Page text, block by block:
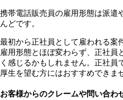
携帯電話販売員の雇用形態は派遣
んどです。
最初から正社員として雇われる案
雇用形態とほぼ変わらず、正社員
く感じるかもしれません。正社員
厚生を望む方にはおすすめできま
お客様からのクレームや問い合わ